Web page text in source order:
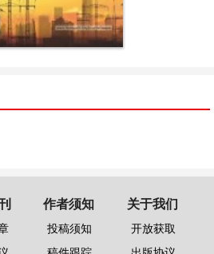
作者须知
投稿须知
关于我们
开放获取